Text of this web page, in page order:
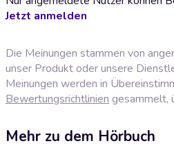
Jetzt anmelden
Die Meinungen stammen von
unser Produkt oder unsere
Meinungen werden in
Bewertungsrichtlinien gesammelt,
Mehr zu dem Hörbuch